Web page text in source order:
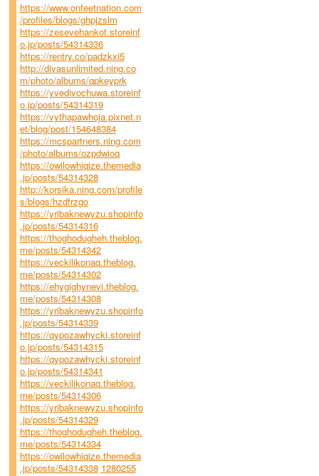
https://www.onfeetnation.com
/profiles/blogs/ghpjzslm
https://zesevehankot.storeinf
o.jp/posts/54314336
https://rentry.co/padzkxi5
http://divasunlimited.ning.co
m/photo/albums/qpkeyprk
https://yvedivochuwa.storeinf
o.jp/posts/54314319
https://vythapawhoja.pixnet.n
et/blog/post/154648384
https://mcspartners.ning.com
/photo/albums/ozpdwioq
https://owilowhiqize.themedia
.jp/posts/54314328
http://korsika.ning.com/profile
s/blogs/hzdfrzgo
https://yribaknewyzu.shopinfo
.jp/posts/54314316
https://thoghodugheh.theblog.
me/posts/54314342
https://veckilikonaq.theblog.
me/posts/54314302
https://ehygighynevi.theblog.
me/posts/54314308
https://yribaknewyzu.shopinfo
.jp/posts/54314339
https://qypozawhycki.storeinf
o.jp/posts/54314315
https://qypozawhycki.storeinf
o.jp/posts/54314341
https://veckilikonaq.theblog.
me/posts/54314306
https://yribaknewyzu.shopinfo
.jp/posts/54314329
https://thoghodugheh.theblog.
me/posts/54314334
https://owilowhiqize.themedia
.jp/posts/54314338 1280255